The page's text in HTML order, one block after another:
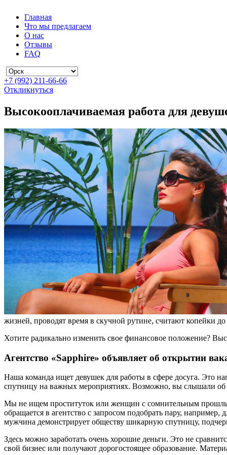
Главная
Что мы предлагаем
О нас
Отзывы
FAQ
+7 (992) 211-66-66
Откликнуться
Высокооплачиваемая работа для
жизней, проводят время в скучной рутине, считают копейки
Хотите радикально изменить свое финансовое положение?
Агентство «Sapphire» объявляет об открытии
Наша команда ищет девушек для работы в сфере досуга. Это
спутницу на важных мероприятиях. Возможно, вы слышали об
Мы не ищем проституток или женщин с сомнительным
обращается в агентство с запросом подобрать пару,
мужчина демонстрирует обществу шикарную спутницу,
Здесь можно заработать очень хорошие деньги. Это не
свой бизнес или получают дорогостоящее образование.